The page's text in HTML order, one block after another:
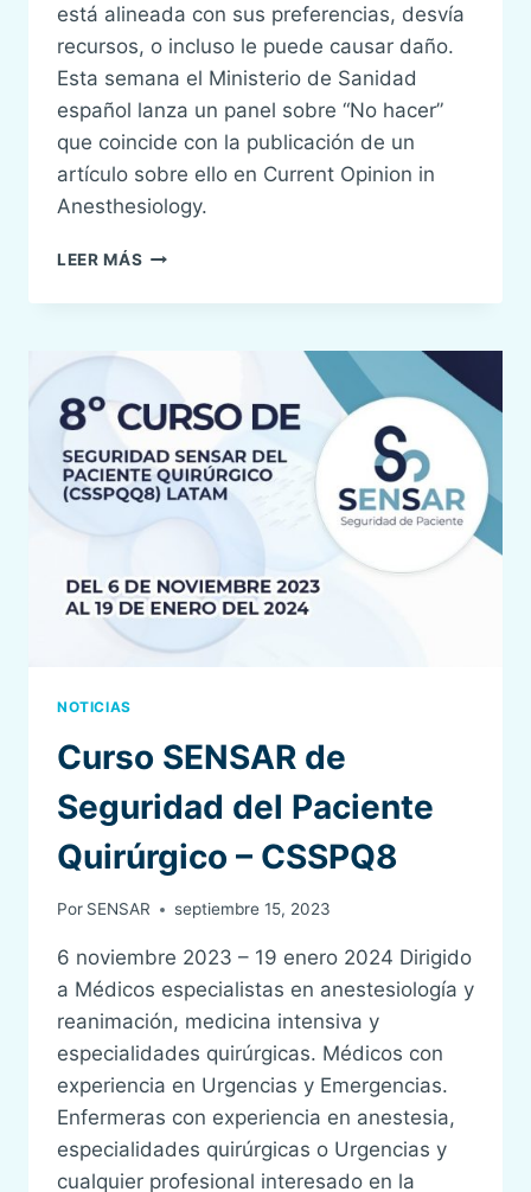
está alineada con sus preferencias, desvía
recursos, o incluso le puede causar daño.
Esta semana el Ministerio de Sanidad
español lanza un panel sobre “No hacer”
que coincide con la publicación de un
artículo sobre ello en Current Opinion in
Anesthesiology.
LEER MÁS LOW
CARE,
ESCASO
VALOR,
O
CÓMO
“NO
HACER”
PARA
LA
SEGURIDAD
PACIENTE
NOTICIAS
Curso SENSAR de
Seguridad del Paciente
Quirúrgico – CSSPQ8
Por SENSAR septiembre 15, 2023
6 noviembre 2023 – 19 enero 2024 Dirigido
a Médicos especialistas en anestesiología y
reanimación, medicina intensiva y
especialidades quirúrgicas. Médicos con
experiencia en Urgencias y Emergencias.
Enfermeras con experiencia en anestesia,
especialidades quirúrgicas o Urgencias y
cualquier profesional interesado en la